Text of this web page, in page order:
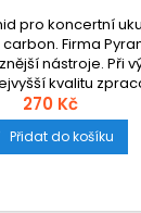
pro koncertní
Firma
nástroje. Při
kvalitu
případě nylon
ukulele.
270 Kč
Přidat do košíku